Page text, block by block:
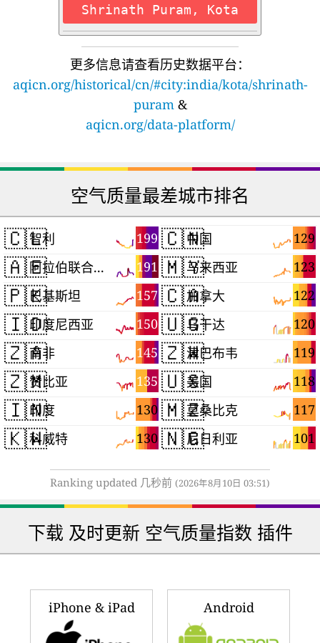
Shrinath Puram, Kota
更多信息请查看历史数据平台：
aqicn.org/historical/cn/#city:india/kota/shrinath-
puram&
aqicn.org/data-platform/
空气质量最差城市排名
🇨🇱 199
智利
🇦🇪 191
阿拉伯联合酋长国
🇵🇰 157
巴基斯坦
🇮🇩 150
印度尼西亚
🇿🇦 145
南非
🇿🇲 135
赞比亚
🇮🇳 130
印度
🇰🇼 130
科威特
🇨🇳 129
中国
🇲🇾 123
马来西亚
🇨🇦 122
加拿大
🇺🇬 120
乌干达
🇿🇼 119
津巴布韦
🇺🇸 118
美国
🇲🇿 117
莫桑比克
🇳🇬 101
尼日利亚
Ranking updated 几秒前 (2026年8月10日 03:51)
下载 及时更新 空气质量指数 插件
iPhone & iPad Android